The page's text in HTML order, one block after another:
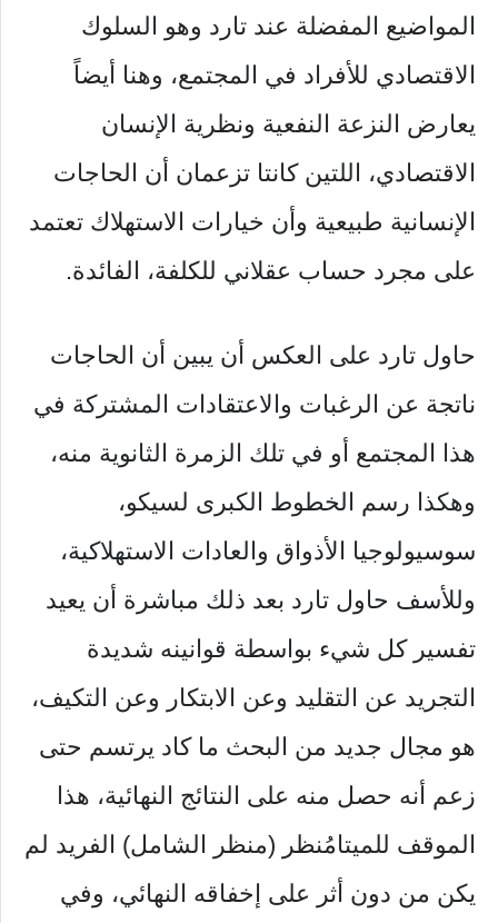
المواضيع المفضلة عند تارد وهو السلوك
الاقتصادي للأفراد في المجتمع، وهنا أيضاً
يعارض النزعة النفعية ونظرية الإنسان
الاقتصادي، اللتين كانتا تزعمان أن الحاجات
الإنسانية طبيعية وأن خيارات الاستهلاك تعتمد
على مجرد حساب عقلاني للكلفة، الفائدة.
حاول تارد على العكس أن يبين أن الحاجات
ناتجة عن الرغبات والاعتقادات المشتركة في
هذا المجتمع أو في تلك الزمرة الثانوية منه،
وهكذا رسم الخطوط الكبرى لسيكو،
سوسيولوجيا الأذواق والعادات الاستهلاكية،
وللأسف حاول تارد بعد ذلك مباشرة أن يعيد
تفسير كل شيء بواسطة قوانينه شديدة
التجريد عن التقليد وعن الابتكار وعن التكيف،
هو مجال جديد من البحث ما كاد يرتسم حتى
زعم أنه حصل منه على النتائج النهائية، هذا
الموقف للميتامُنظر (منظر الشامل) الفريد لم
يكن من دون أثر على إخفاقه النهائي، وفي